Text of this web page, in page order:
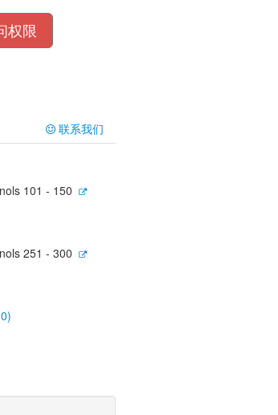
权限
联系我们
101 - 150
251 - 300